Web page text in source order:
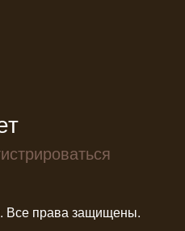
Все права защищены.